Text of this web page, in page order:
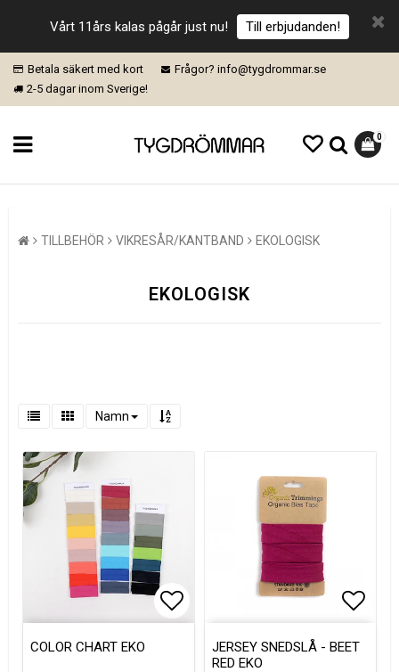
Vårt 11års kalas pågår just nu! Till erbjudanden!
Betala säkert med kort
Frågor? info@tygdrommar.se
2-5 dagar inom Sverige!
0
TILLBEHÖR VIKRESÅR/KANTBAND EKOLOGISK
EKOLOGISK
Namn
Lägg till i favoritlistan
COLOR CHART EKO
JERSEY SNEDSLÅ - BEET
RED EKO